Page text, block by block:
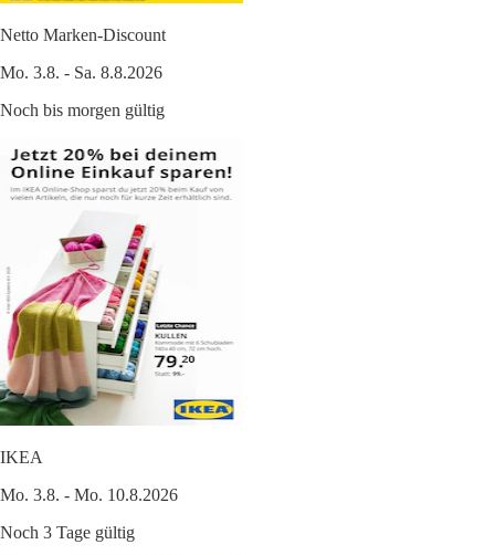
Netto Marken-Discount
Mo. 3.8. - Sa. 8.8.2026
Noch bis morgen gültig
IKEA
Mo. 3.8. - Mo. 10.8.2026
Noch 3 Tage gültig